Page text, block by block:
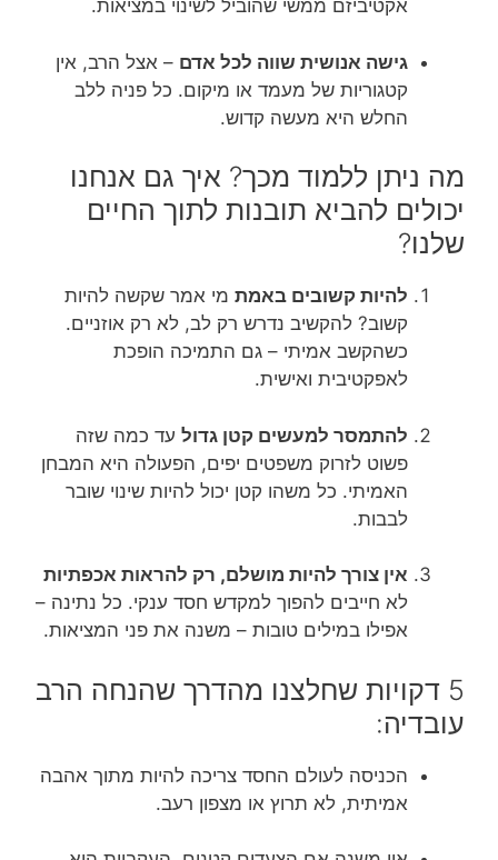
אקטיביזם ממשי שהוביל לשינוי במציאות.
גישה אנושית שווה לכל אדם – אצל הרב, אין
קטגוריות של מעמד או מיקום. כל פניה ללב
החלש היא מעשה קדוש.
מה ניתן ללמוד מכך? איך גם אנחנו
יכולים להביא תובנות לתוך החיים
שלנו?
להיות קשובים באמת מי אמר שקשה להיות
קשוב? להקשיב נדרש רק לב, לא רק אוזניים.
כשהקשב אמיתי – גם התמיכה הופכת
לאפקטיבית ואישית.
להתמסר למעשים קטן גדול עד כמה שזה
פשוט לזרוק משפטים יפים, הפעולה היא המבחן
האמיתי. כל משהו קטן יכול להיות שינוי שובר
לבבות.
אין צורך להיות מושלם, רק להראות אכפתיות
לא חייבים להפוך למקדש חסד ענקי. כל נתינה –
אפילו במילים טובות – משנה את פני המציאות.
5 דקויות שחלצנו מהדרך שהנחה הרב
עובדיה:
הכניסה לעולם החסד צריכה להיות מתוך אהבה
אמיתית, לא תרוץ או מצפון רעב.